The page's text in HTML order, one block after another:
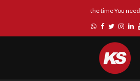
the time You need